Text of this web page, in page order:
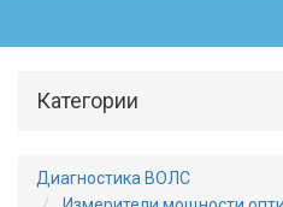
Категории
Диагностика ВОЛС